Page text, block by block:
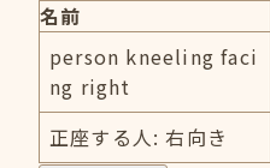
名前
person kneeling faci
ng right
正座する人: 右向き